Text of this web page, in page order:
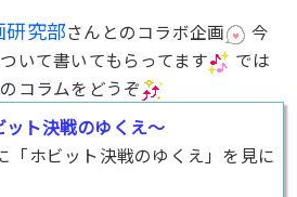
研究部さんとのコラボ企画
今
いて書いてもらってます
では
コラムをどうぞ
ット決戦のゆくえ～
「ホビット決戦のゆくえ」を見に